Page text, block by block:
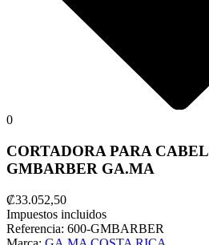
0
CORTADORA PARA
GMBARBER GA.MA
₡33.052,50
Impuestos incluidos
Referencia: 600-GMBARBER